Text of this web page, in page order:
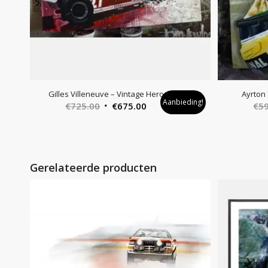
Gilles Villeneuve – Vintage Hero
€725.00 Oorspronkelijke
€675.00 Huidige
Aanbieding!
Ayrton
€
Gerelateerde producten